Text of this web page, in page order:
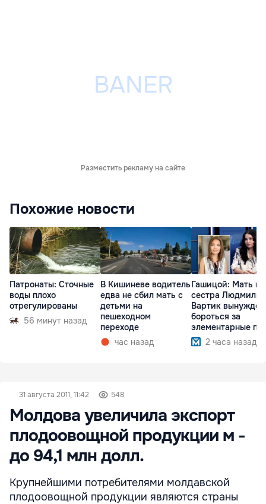
Разместить рекламу на сайте
Похожие новости
Патронаты: Сточные
воды плохо
отрегулированы
56 минут назад
В Кишиневе водитель
едва не сбил мать с
детьми на
пешеходном
переходе
час назад
Гашицой: Мать и
сестра Людмилы
Вартик
бороться за
элементарные
2 часа назад
31 августа 2011, 11:42 548
Молдова увеличила экспорт
плодоовощной продукции м -
до 94,1 млн долл.
Крупнейшими потребителями молдавской
плодоовощной продукции являются страны